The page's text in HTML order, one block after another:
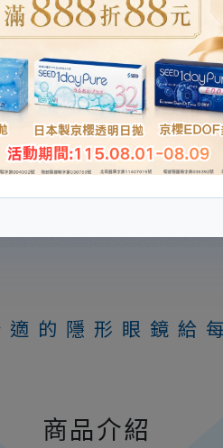
可芙蕾彩色日拋(環島棕)
更多商品
的隱形眼鏡給
商品介紹